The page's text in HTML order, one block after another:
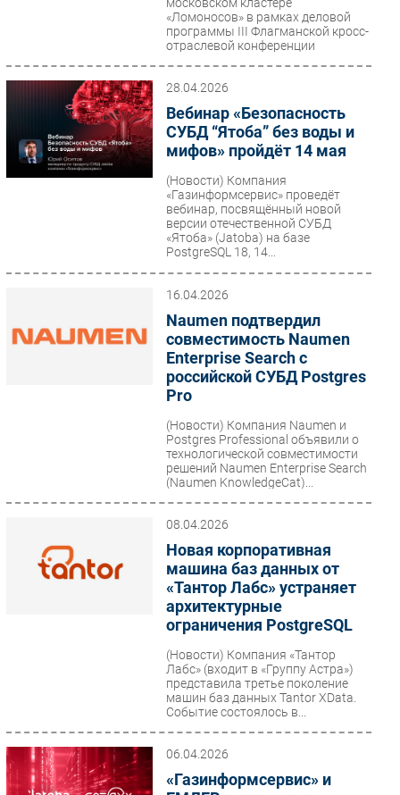
«Ломоносов» в рамках деловой
программы III Флагманской кросс-
отраслевой конференции
28.04.2026
Вебинар «Безопасность
СУБД “Ятоба” без воды и
мифов» пройдёт 14 мая
(Новости) Компания
«Газинформсервис» проведёт
вебинар, посвящённый новой
версии отечественной СУБД
«Ятоба» (Jatoba) на базе
PostgreSQL 18, 14...
16.04.2026
Naumen подтвердил
совместимость Naumen
Enterprise Search с
российской СУБД Postgres
Pro
(Новости) Компания Naumen и
Postgres Professional объявили о
технологической совместимости
решений Naumen Enterprise Search
(Naumen KnowledgeCat)...
08.04.2026
Новая корпоративная
машина баз данных от
«Тантор Лабс» устраняет
архитектурные
ограничения PostgreSQL
(Новости) Компания «Тантор
Лабс» (входит в «Группу Астра»)
представила третье поколение
машин баз данных Tantor XData.
Событие состоялось в...
06.04.2026
«Газинформсервис» и